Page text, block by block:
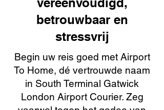
betrouwbaar en
stressvrij
Begin uw reis goed met Airport
To Home, dé vertrouwde naam
in South Terminal Gatwick
London Airport Courier. Zeg